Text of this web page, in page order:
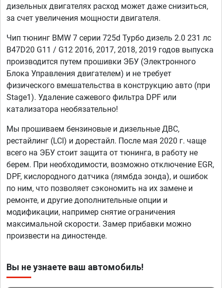
дизельных двигателях расход может даже снизиться,
за счет увеличения мощности двигателя.
Чип тюнинг BMW 7 серии 725d Турбо дизель 2.0 231 лс
B47D20 G11 / G12 2016, 2017, 2018, 2019 годов выпуска
производится путем прошивки ЭБУ (Электронного
Блока Управления двигателем) и не требует
физического вмешательства в конструкцию авто (при
Stage1). Удаление сажевого фильтра DPF или
катализатора необязательно!
Мы прошиваем бензиновые и дизельные ДВС,
рестайлинг (LCI) и дорестайл. После мая 2020 г. чаще
всего на ЭБУ стоит защита от тюнинга, в работу не
берем. При необходимости, возможно отключение EGR,
DPF, кислородного датчика (лямбда зонда), и ошибок
по ним, что позволяет сэкономить на их замене и
ремонте, и другие дополнительные опции и
модификации, например снятие ограничения
максимальной скорости. Замер прибавки можно
произвести на диностенде.
Вы не узнаете ваш автомобиль!